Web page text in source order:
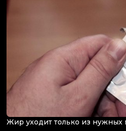
Жир уходит только из нужных